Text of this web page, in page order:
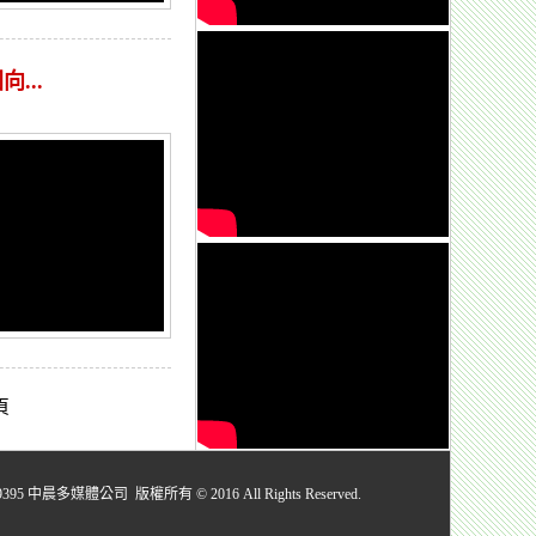
...
中晨多媒體公司 版權所有 © 2016 All Rights Reserved.